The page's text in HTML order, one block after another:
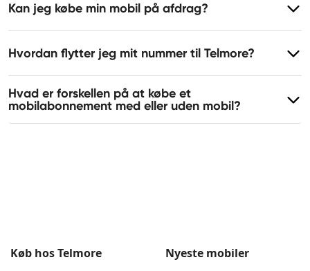
Kan jeg købe min mobil på afdrag?
Hvordan flytter jeg mit nummer til Telmore?
Hvad er forskellen på at købe et
mobilabonnement med eller uden mobil?
Køb hos Telmore Nyeste mobiler